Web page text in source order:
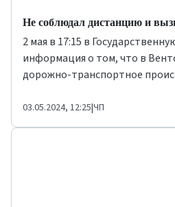
Не соблюдал дистанцию и
2 мая в 17:15 в
информация о том, что в
дорожно-транспортное
03.05.2024, 12:25|ЧП